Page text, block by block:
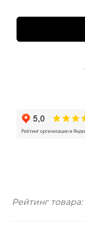
Рейтинг товара: